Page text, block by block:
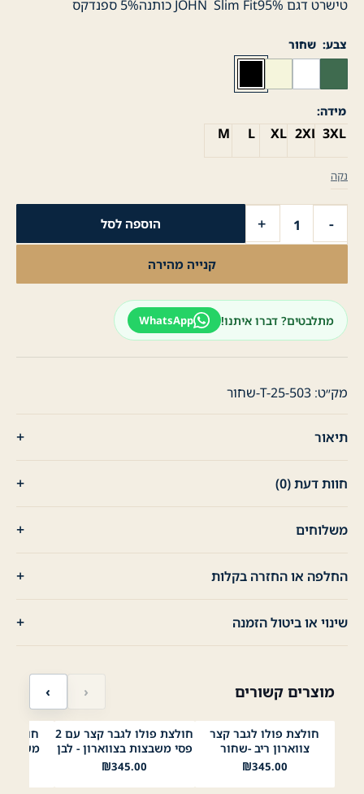
טישרט דגם JOHN Slim Fit95% כותנה5% ספנדקס
צבע שחור
מידה
M L XL 2XL 3XL
נקה
-
של
לוגו
+ הוספה לסל
קנייה מהירה
מתלבטים? דברו איתנו! WhatsApp
מק״ט: T-25-503-שחור
תיאור
חוות דעת (0)
משלוחים
החלפה או החזרה בקלות
שינוי או ביטול הזמנה
מוצרים קשורים ‹ ›
לבן שחורתכלתירוק בהיר
בז׳
תפוח
Mustard
ליים 1
חולצת פולו לגבר קצר
צווארון ריב -שחור
₪345.00
לבן נייבי שחור
חולצת פולו לגבר קצר עם 2
פסי משבצות בצווארון - לבן
₪345.00
חולצת
משבצת